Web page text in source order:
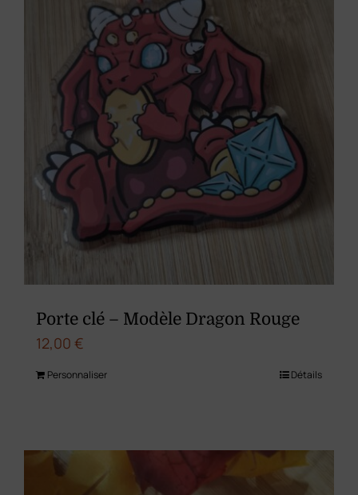
Porte clé – Modèle Dragon Rouge
12,00 €
Personnaliser Détails